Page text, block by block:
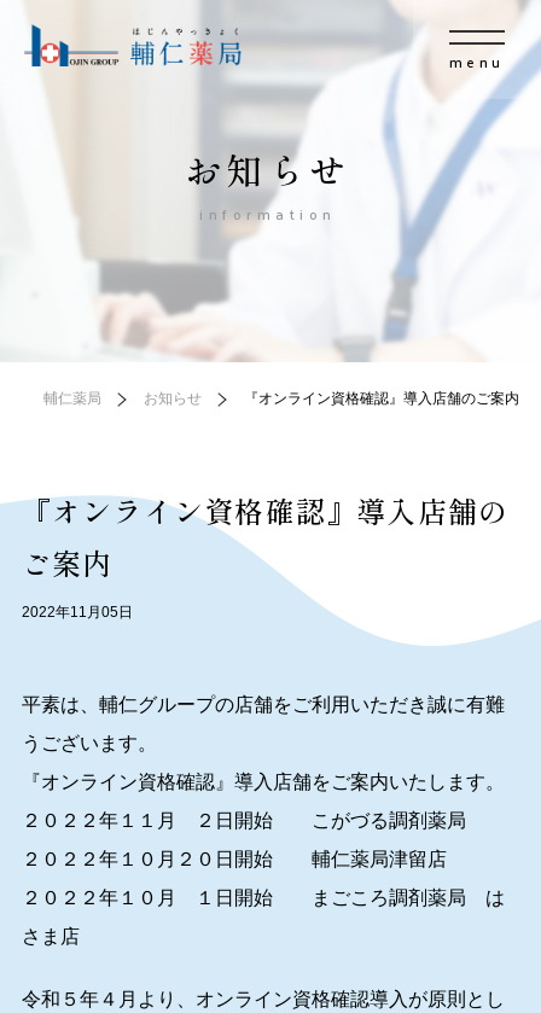
menu
お知らせ
information
輔仁薬局 お知らせ 『オンライン資格確認』導入店舗のご案内
『オンライン資格確認』導入店舗の
ご案内
2022年11月05日
平素は、輔仁グループの店舗をご利用いただき誠に有難
うございます。
『オンライン資格確認』導入店舗をご案内いたします。
２０２２年１１月 ２日開始 こがづる調剤薬局
２０２２年１０月２０日開始 輔仁薬局津留店
２０２２年１０月 １日開始 まごころ調剤薬局 は
さま店
令和５年４月より、オンライン資格確認導入が原則とし